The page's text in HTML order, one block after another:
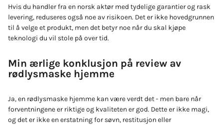
Hvis du handler fra en norsk aktør med tydelige garantier og rask
levering, reduseres også noe av risikoen. Det er ikke hovedgrunnen
til å velge et produkt, men det betyr noe når du skal kjøpe
teknologi du vil stole på over tid.
Min ærlige konklusjon på review av
rødlysmaske hjemme
Ja, en rødlysmaske hjemme kan være verdt det - men bare når
forventningene er riktige og kvaliteten er god. Dette er ikke magi,
og det er ikke en erstatning for søvn, restitusjon eller